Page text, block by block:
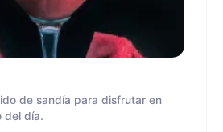
de sandía para disfrutar en
del día.